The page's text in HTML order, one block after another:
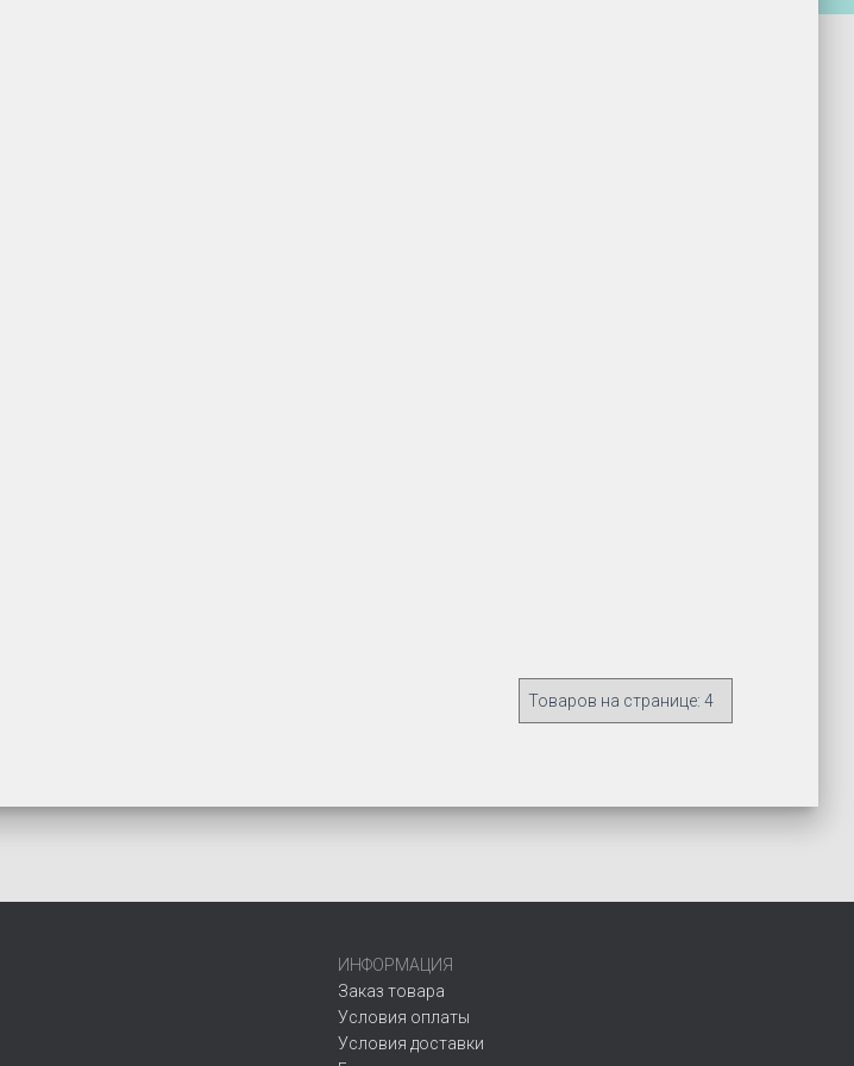
ИНФОРМАЦИЯ
Заказ товара
Условия оплаты
Условия доставки